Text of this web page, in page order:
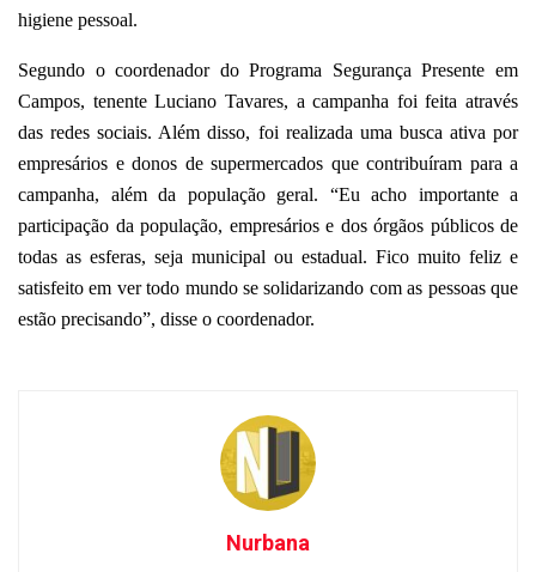
higiene pessoal.
Segundo o coordenador do Programa Segurança Presente em
Campos, tenente Luciano Tavares, a campanha foi feita através
das redes sociais. Além disso, foi realizada uma busca ativa por
empresários e donos de supermercados que contribuíram para a
campanha, além da população geral. “Eu acho importante a
participação da população, empresários e dos órgãos públicos de
todas as esferas, seja municipal ou estadual. Fico muito feliz e
satisfeito em ver todo mundo se solidarizando com as pessoas que
estão precisando”, disse o coordenador.
Nurbana